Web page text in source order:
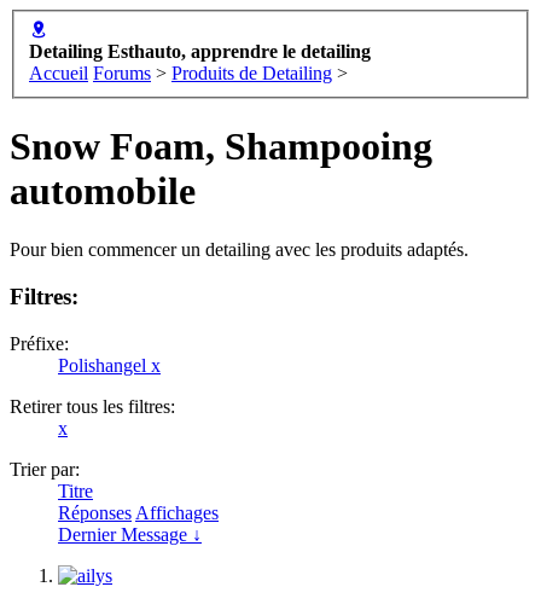
Detailing Esthauto, apprendre le detailing
Accueil Forums > Produits de Detailing >
Snow Foam, Shampooing
automobile
Pour bien commencer un detailing avec les produits adaptés.
Filtres:
Préfixe:
Polishangel x
Retirer tous les filtres:
x
Trier par:
Titre
Réponses Affichages
Dernier Message ↓